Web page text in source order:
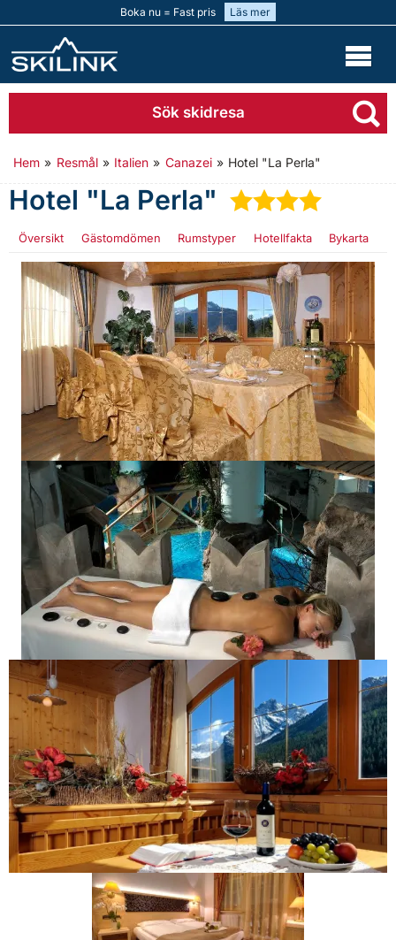
Boka nu = Fast pris Läs mer
Sök skidresa
Hem » Resmål » Italien » Canazei » Hotel "La Perla"
Hotel "La Perla" ★★★★
Översikt Gästomdömen Rumstyper Hotellfakta Bykarta